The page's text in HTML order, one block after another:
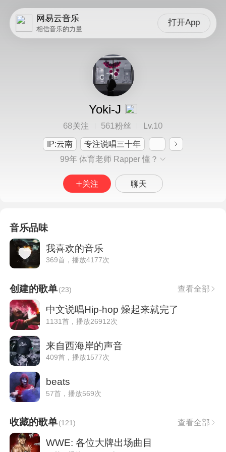
网易云音乐
相信音乐的力量
打开App
Yoki-J
68关注 561粉丝 Lv.10
IP:云南
专注说唱三十年
99年 体育老师 Rapper 懂？
关注 聊天
音乐品味
我喜欢的音乐
369首，播放4177次
创建的歌单(23) 查看全部
中文说唱Hip-hop 燥起来就完了
1131首，播放26912次
来自西海岸的声音
409首，播放1577次
beats
57首，播放569次
收藏的歌单(121) 查看全部
WWE: 各位大牌出场曲目